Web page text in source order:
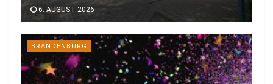
6. AUGUST 2026
BRANDENBURG